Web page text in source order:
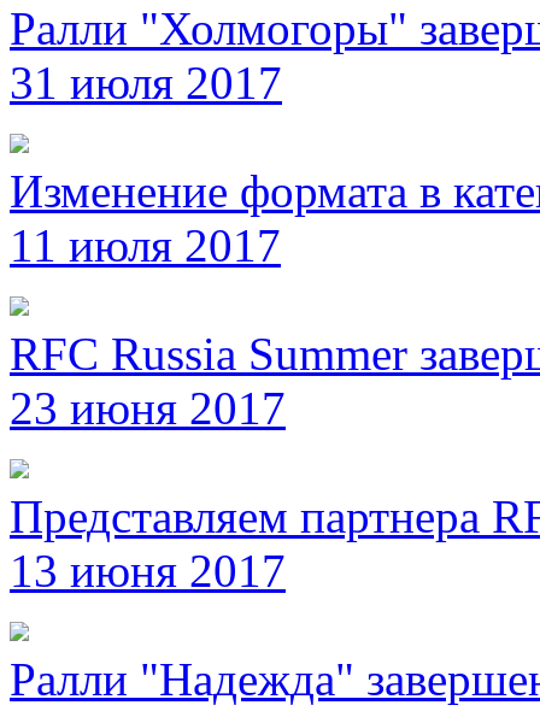
Ралли "Холмогоры"
31 июля 2017
Изменение формата в
11 июля 2017
RFC Russia Summer
23 июня 2017
Представляем партнера
13 июня 2017
Ралли "Надежда"